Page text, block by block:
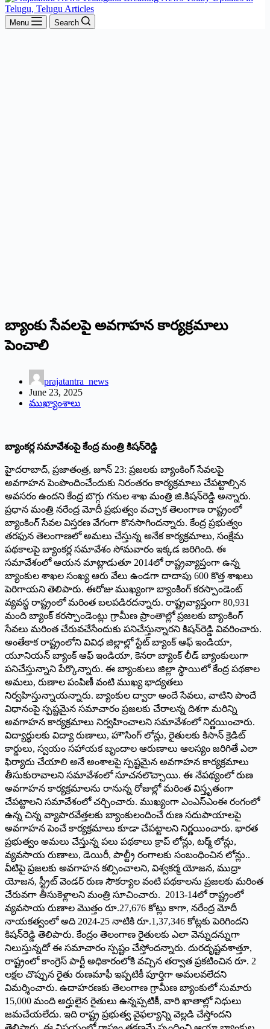
Menu Search
బ్యాంకు సేవలపై అవగాహన కార్యక్రమాలు
పెంచాలి
prajatantra_news
June 23, 2025
ముఖ్యాంశాలు
బ్యాంకర్ల సమావేశంపై కేంద్ర మంత్రి కిషన్‌రెడ్డి
హైదరాబాద్‌, ప్రజాతంత్ర, జూన్‌ 23: ప్రజలకు బ్యాంకింగ్‌ సేవలపై
అవగాహన పెంపొందించేందుకు నిరంతరం కార్యక్రమాలు చేపట్టాల్సిన
అవసరం ఉందని కేంద్ర బొగ్గు గనుల శాఖ మంత్రి జి.కిషన్‌రెడ్డి అన్నారు.
ప్రధాన మంత్రి నరేంద్ర మోదీ ప్రభుత్వం వచ్చాక తెలంగాణ రాష్ట్రంలో
బ్యాంకింగ్‌ సేవల విస్తరణ వేగంగా కొనసాగిందన్నారు. కేంద్ర ప్రభుత్వం
తరఫున తెలంగాణలో అమలు చేస్తున్న అనేక కార్యక్రమాలు, సంక్షేమ
పథకాలపై బ్యాంకర్ల సమావేశం సోమవారం ఇక్కడ జరిగింది. ఈ
సమావేశంలో ఆయన మాట్లాడుతూ 2014లో రాష్ట్రవ్యాప్తంగా ఉన్న
బ్యాంకుల శాఖల సంఖ్య ఆరు వేలు ఉండగా దాదాపు 600 కొత్త శాఖలు
పెరిగాయని తెలిపారు. ఈరోజు ముఖ్యంగా బ్యాంకింగ్‌ కరస్పాండెంట్‌
వ్యవస్థ రాష్ట్రంలో మరింత బలపడిరదన్నారు. రాష్ట్రవ్యాప్తంగా 80,931
మంది బ్యాంక్‌ కరస్పాండెంట్లు గ్రామీణ ప్రాంతాల్లో ప్రజలకు బ్యాంకింగ్‌
సేవలు మరింత చేరువచేసేందుకు పనిచేస్తున్నారని కిషన్‌రెడ్డి వివరించారు.
అంతేకాక రాష్ట్రంలోని వివిధ జిల్లాల్లో స్టేట్‌ బ్యాంక్‌ ఆఫ్‌ ఇండియా,
యూనియన్‌ బ్యాంక్‌ ఆఫ్‌ ఇండియా, కెనరా బ్యాంక్‌ లీడ్‌ బ్యాంకులుగా
పనిచేస్తున్నాని పేర్కొన్నారు. ఈ బ్యాంకులు జిల్లా స్థాయిలో కేంద్ర పథకాల
అమలు, రుణాల పంపిణీ వంటి ముఖ్య భాద్యతలు
నిర్వహిస్తున్నాయన్నారు. బ్యాంకుల ద్వారా అందే సేవలు, వాటిని పొందే
విధానంపై స్పష్టమైన సమాచారం ప్రజలకు చేరాలన్న దిశగా మరిన్ని
అవగాహన కార్యక్రమాలు నిర్వహించాలని సమావేశంలో నిర్ణయించారు.
విద్యార్థులకు విద్యా రుణాలు, హౌసింగ్‌ లోన్లు, రైతులకు కిసాన్‌ క్రెడిట్‌
కార్డులు, స్వయం సహాయక బృందాల ఆరుణాలు ఆలస్యం జరిగితే ఎలా
ఫిర్యాదు చేయాలి అనే అంశాలపై స్పష్టమైన అవగాహన కార్యక్రమాలు
తీసుకురావాలని సమావేశంలో సూచనలొచ్చాయి. ఈ నేపథ్యంలో రుణ
అవగాహన కార్యక్రమాలను రానున్న రోజుల్లో మరింత విస్తృతంగా
చేపట్టాలని సమావేశంలో చర్చించారు. ముఖ్యంగా ఎంఎస్‌ఎంఈ రంగంలో
ఉన్న చిన్న వ్యాపారవేత్తలకు బ్యాంకులందించే రుణ సదుపాయాలపై
అవగాహన పెంచే కార్యక్రమాలు కూడా చేపట్టాలని నిర్ణయించారు. భారత
ప్రభుత్వం అమలు చేస్తున్న పలు పథకాలు క్రాప్‌ లోన్లు, టర్మ్‌ లోన్లు,
వ్యవసాయ రుణాలు, డెయిరీ, పాల్ట్రీ రంగాలకు సంబంధించిన లోన్లు..
వీటిపై ప్రజలకు అవగాహన కల్పించాలని, విశ్వకర్మ యోజన, ముద్రా
యోజన, స్ట్రీట్‌ వెండర్‌ రుణ సౌకర్యాల వంటి పథకాలను ప్రజలకు మరింత
చేరువగా తీసుకెళ్లాలని మంత్రి సూచించారు. 2013-14లో రాష్ట్రంలో
వ్యవసాయ రుణాల మొత్తం రూ.27,676 కోట్లు కాగా, నరేంద్ర మోదీ
నాయకత్వంలో అది 2024-25 నాటికి రూ.1,37,346 కోట్లకు పెరిగిందని
కిషన్‌రెడ్డి తెలిపారు. కేంద్రం తెలంగాణ రైతులకు ఎలా వెన్నుదన్నుగా
నిలుస్తున్నదో ఈ సమాచారం స్పష్టం చేస్తోందన్నారు. దురదృష్టవశాత్తూ,
రాష్ట్రంలో కాంగ్రెస్‌ పార్టీ అధికారంలోకి వచ్చిన తర్వాత ప్రకటించిన రూ. 2
లక్షల చొప్పున రైతు రుణమాఫీ ఇప్పటికీ పూర్తిగా అమలవలేదని
విమర్శించారు. ఉదాహరణకు తెలంగాణ గ్రామీణ బ్యాంకులో సుమారు
15,000 మంది అర్హులైన రైతులు ఉన్నప్పటికీ, వారి ఖాతాల్లో నిధులు
జమచేయలేదు. ఇది రాష్ట్ర ప్రభుత్వ వైఫల్యాన్ని వెల్లడి చేస్తోందని